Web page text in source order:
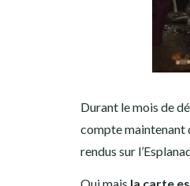
Durant le mois de
compte maintenant
rendus sur